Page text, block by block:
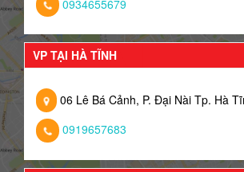
0934655679
VP TẠI HÀ TĨNH
06 Lê Bá Cảnh, P. Đại Nài Tp. Hà
0919657683